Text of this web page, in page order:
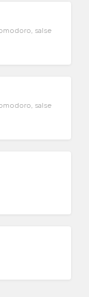
salse
salse